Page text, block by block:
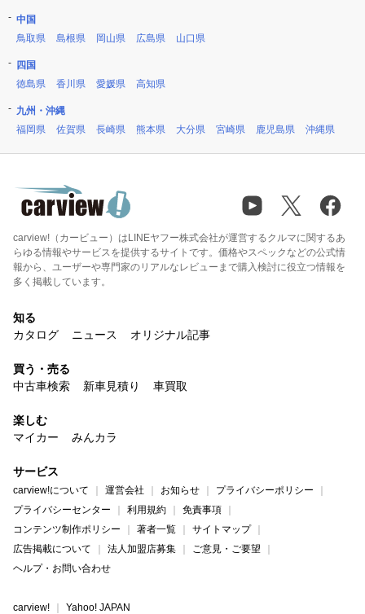
中国
鳥取県
島根県 岡山県 広島県 山口県
四国
徳島県
香川県 愛媛県 高知県
九州・沖縄
福岡県
佐賀県 長崎県 熊本県 大分県 宮崎県 鹿児島県 沖縄県
carview!（カービュー）はLINEヤフー株式会社が運営するクルマに関するあ
らゆる情報やサービスを提供するサイトです。価格やスペックなどの公式情
報から、ユーザーや専門家のリアルなレビューまで購入検討に役立つ情報を
多く掲載しています。
知る
カタログ
ニュース オリジナル記事
買う・売る
中古車検索
新車見積り 車買取
楽しむ
マイカー
みんカラ
サービス
carview!について 運営会社 お知らせ
プライバシーポリシー
プライバシーセンター
利用規約
免責事項
コンテンツ制作ポリシー
著者一覧
サイトマップ
広告掲載について
法人加盟店募集
ご意見・ご要望
ヘルプ・お問い合わせ
carview! Yahoo! JAPAN